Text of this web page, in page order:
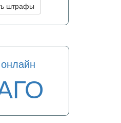
штрафы